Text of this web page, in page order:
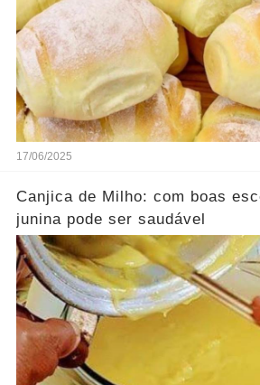
17/06/2025
Canjica de Milho: com boas
junina pode ser saudável